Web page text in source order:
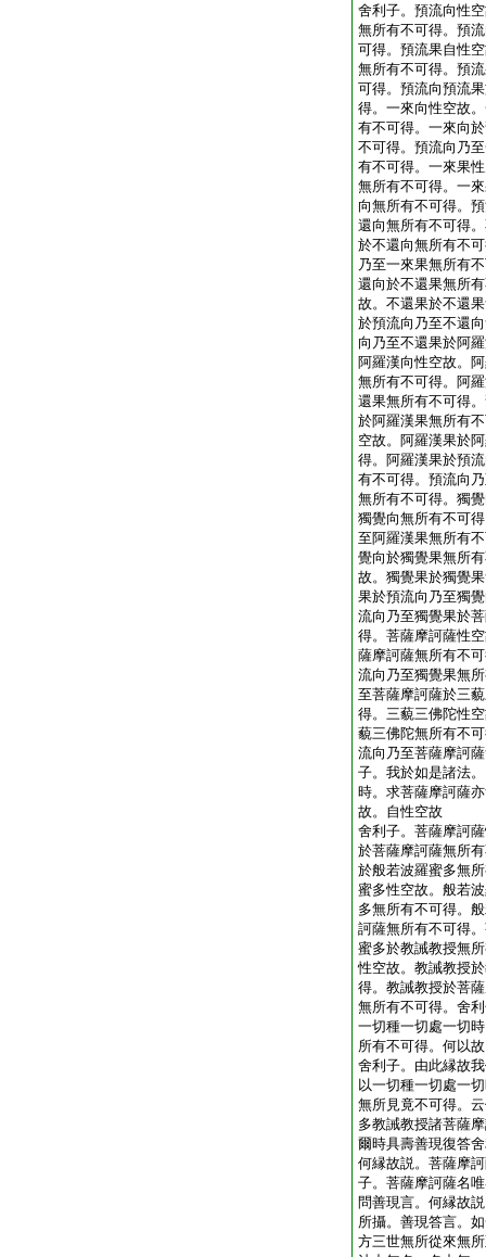
舍利子。預流向性
無所有不可得。預
可得。預流果自性
無所有不可得。預
可得。預流向預流
得。一來向性空故
有不可得。一來向
不可得。預流向乃
有不可得。一來果
無所有不可得。一
向無所有不可得。
還向無所有不可得
於不還向無所有不
乃至一來果無所有
還向於不還果無所
故。不還果於不還
於預流向乃至不還
向乃至不還果於阿
阿羅漢向性空故。
無所有不可得。阿
還果無所有不可得
於阿羅漢果無所有
空故。阿羅漢果於
得。阿羅漢果於預
有不可得。預流向
無所有不可得。獨
獨覺向無所有不可
至阿羅漢果無所有
覺向於獨覺果無所
故。獨覺果於獨覺
果於預流向乃至獨
流向乃至獨覺果於
得。菩薩摩訶薩性
薩摩訶薩無所有不
流向乃至獨覺果無
至菩薩摩訶薩於三
得。三藐三佛陀性
藐三佛陀無所有不
流向乃至菩薩摩訶
子。我於如是諸法
時。求菩薩摩訶薩
故。自性空故
舍利子。菩薩摩訶
於菩薩摩訶薩無所
於般若波羅蜜多無
蜜多性空故。般若
多無所有不可得。
訶薩無所有不可得
蜜多於教誡教授無
性空故。教誡教授
得。教誡教授於菩
無所有不可得。舍
一切種一切處一切
所有不可得。何以
舍利子。由此縁故
以一切種一切處一
無所見竟不可得。
多教誡教授諸菩薩
爾時具壽善現復答
何縁故説。菩薩摩
子。菩薩摩訶薩名
問善現言。何縁故
所攝。善現答言。
方三世無所從來無